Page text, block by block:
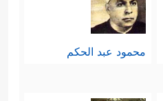
محمود عبد الحكم